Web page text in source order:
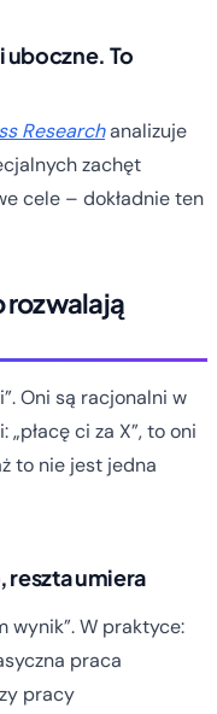
uboczne. To
Researchanalizuje
zachęt
cele – dokładnie ten
rozwalają
Oni są racjonalni w
ci za X”, to oni
to nie jest jedna
reszta umiera
wynik”. W praktyce:
praca
pracy